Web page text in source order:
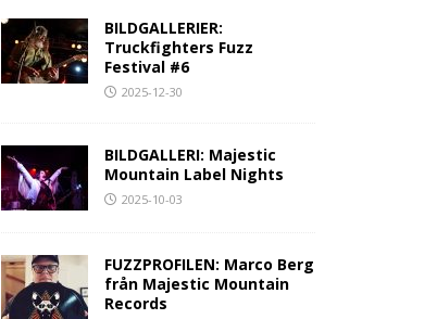
BILDGALLERIER:
Truckfighters Fuzz
Festival #6
2025-12-30
BILDGALLERI: Majestic
Mountain Label Nights
2025-10-03
FUZZPROFILEN: Marco Berg
från Majestic Mountain
Records